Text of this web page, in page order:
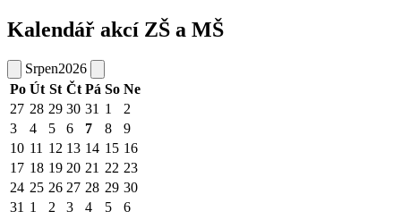
Kalendář akcí ZŠ a MŠ
Srpen2026
Po Út St Čt Pá So Ne
27 28 29 30 31 1
2
3
4 5 6 7 8
9
10 11 12 13 14 15 16
17 18 19 20 21 22 23
24 25 26 27 28 29 30
31 1 2 3 4 5 6